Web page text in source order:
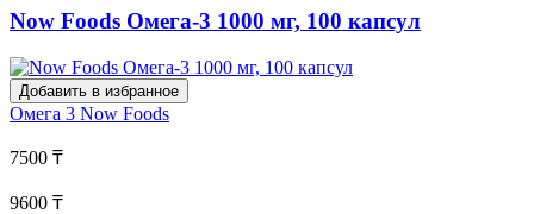
Now Foods Омега-3 1000 мг, 100 капсул
Добавить в избранное
Омега 3 Now Foods
7500 ₸
9600 ₸